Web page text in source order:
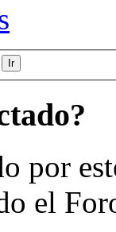
por
el